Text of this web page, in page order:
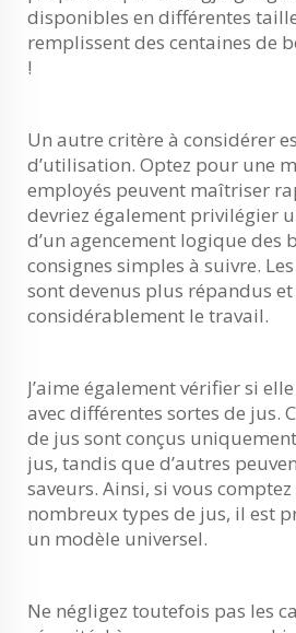
disponibles en différentes
remplissent des centaines de
!
Un autre critère à considérer
d’utilisation. Optez pour une
employés peuvent maîtriser
devriez également privilégier
d’un agencement logique des
consignes simples à suivre.
sont devenus plus répandus
considérablement le travail.
J’aime également vérifier si
avec différentes sortes de jus.
de jus sont conçus
jus, tandis que d’autres
saveurs. Ainsi, si vous
nombreux types de jus, il est
un modèle universel.
Ne négligez toutefois pas les